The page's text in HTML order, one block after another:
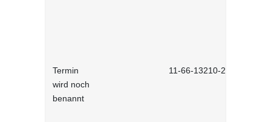
Termin
wird noch
benannt
11-66-13210-2701